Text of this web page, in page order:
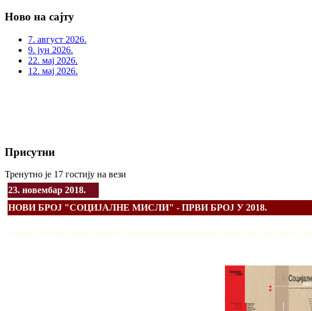
Ново на сајту
7. август 2026.
9. јун 2026.
22. мај 2026.
12. мај 2026.
Присутни
Тренутно је 17 гостију на вези
23. новембар 2018.
НОВИ БРОЈ "СОЦИЈАЛНЕ МИСЛИ" - ПРВИ БРОЈ У 2018.
............... . ............................ . ......................................................... . ............